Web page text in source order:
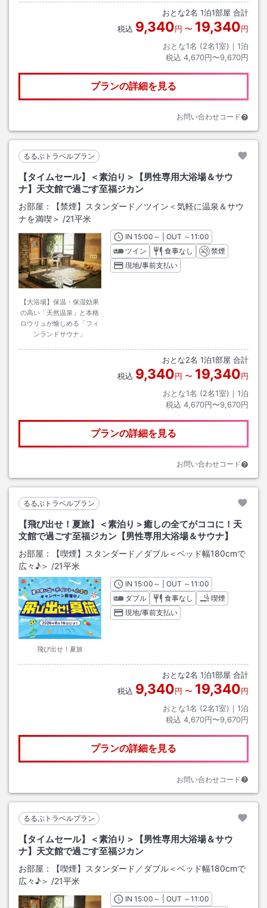
おとな2名 1泊1部屋 合計
税込 9,340円 〜 19,340円
おとな1名 (2名1室)｜ 1泊
税込 4,670円〜9,670円
プランの詳細を見る
お問い合わせコード
るるぶトラベルプラン
【タイムセール】＜素泊り＞【男性専用大浴場＆サウ
ナ】天文館で過ごす至福ジカン
お部屋：
【禁煙】スタンダード／ツイン＜気軽に温泉＆サウ
ナを満喫＞ /21平米
【大浴場】保温・保湿効果
の高い「天然温泉」と本格
ロウリュが愉しめる「フィ
ンランドサウナ」
INチェックイン
15:00 ～ | OUT チェックアウト
～11:00
ツイン
食事なし
禁煙
現地/事前支払い
おとな2名 1泊1部屋 合計
税込 9,340円 〜 19,340円
おとな1名 (2名1室)｜ 1泊
税込 4,670円〜9,670円
プランの詳細を見る
お問い合わせコード
るるぶトラベルプラン
【飛び出せ！夏旅】＜素泊り＞癒しの全てがココに！天
文館で過ごす至福ジカン【男性専用大浴場＆サウナ】
お部屋：
【喫煙】スタンダード／ダブル＜ベッド幅180cmで
広々♪＞ /21平米
飛び出せ！夏旅
INチェックイン
15:00 ～ | OUT チェックアウト
～11:00
ダブル
食事なし
喫煙
現地/事前支払い
おとな2名 1泊1部屋 合計
税込 9,340円 〜 19,340円
おとな1名 (2名1室)｜ 1泊
税込 4,670円〜9,670円
プランの詳細を見る
お問い合わせコード
るるぶトラベルプラン
【タイムセール】＜素泊り＞【男性専用大浴場＆サウ
ナ】天文館で過ごす至福ジカン
お部屋：
【喫煙】スタンダード／ダブル＜ベッド幅180cmで
広々♪＞ /21平米
INチェックイン
15:00 ～ | OUT チェックアウト
～11:00